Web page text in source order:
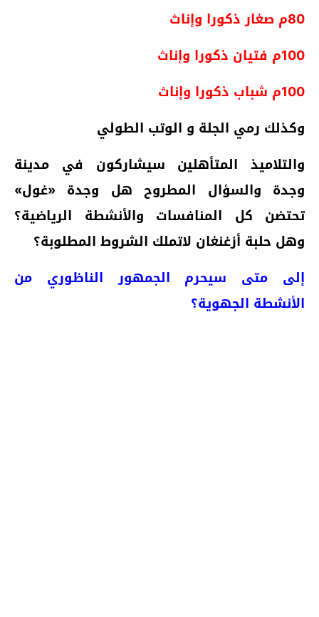
80م صغار ذكورا وإناث
100م فتيان ذكورا وإناث
100م شباب ذكورا وإناث
وكذلك رمي الجلة و الوتب الطولي
والتلاميذ المتأهلين سيشاركون في مدينة
وجدة والسؤال المطروح هل وجدة «غول»
تحتضن كل المنافسات والأنشطة الرياضية؟
وهل حلبة أزغنغان لاتملك الشروط المطلوبة؟
إلى متى سيحرم الجمهور الناظوري من
الأنشطة الجهوية؟